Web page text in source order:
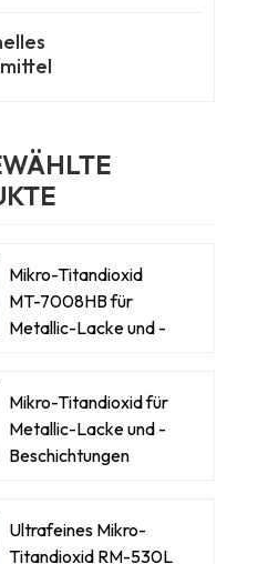
Mikro-Titandioxid
MT-7008HB für
Metallic-Lacke und -
Mikro-Titandioxid für
Metallic-Lacke und -
Beschichtungen
Ultrafeines Mikro-
Titandioxid RM-530L